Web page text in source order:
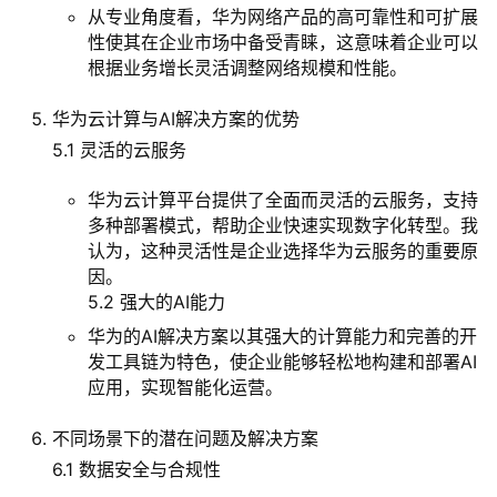
从专业角度看，华为网络产品的高可靠性和可扩展
性使其在企业市场中备受青睐，这意味着企业可以
根据业务增长灵活调整网络规模和性能。
华为云计算与AI解决方案的优势
5.1 灵活的云服务
华为云计算平台提供了全面而灵活的云服务，支持
多种部署模式，帮助企业快速实现数字化转型。我
认为，这种灵活性是企业选择华为云服务的重要原
因。
5.2 强大的AI能力
华为的AI解决方案以其强大的计算能力和完善的开
发工具链为特色，使企业能够轻松地构建和部署AI
应用，实现智能化运营。
不同场景下的潜在问题及解决方案
6.1 数据安全与合规性